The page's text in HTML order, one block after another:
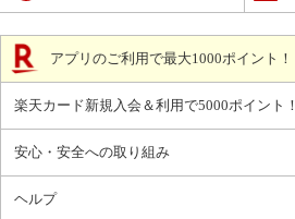
アプリのご利用で最大1000ポイント！
楽天カード新規入会＆利用で5000ポイント！
安心・安全への取り組み
ヘルプ